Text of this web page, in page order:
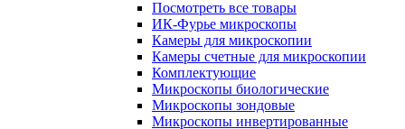
Посмотреть все товары
ИК-Фурье микроскопы
Камеры для микроскопии
Камеры счетные для микроскопии
Комплектующие
Микроскопы биологические
Микроскопы зондовые
Микроскопы инвертированные